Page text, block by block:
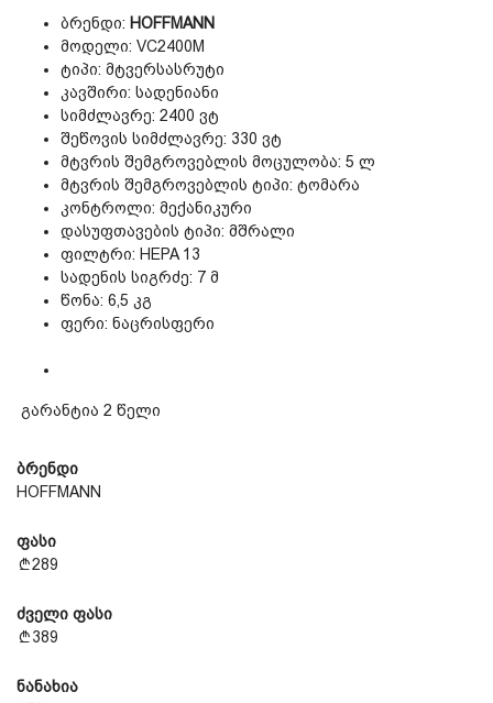
ბრენდი: HOFFMANN
მოდელი: VC2400M
ტიპი: მტვერსასრუტი
კავშირი: სადენიანი
სიმძლავრე: 2400 ვტ
შეწოვის სიმძლავრე: 330 ვტ
მტვრის შემგროვებლის მოცულობა: 5 ლ
მტვრის შემგროვებლის ტიპი: ტომარა
კონტროლი: მექანიკური
დასუფთავების ტიპი: მშრალი
ფილტრი: HEPA 13
სადენის სიგრძე: 7 მ
წონა: 6,5 კგ
ფერი: ნაცრისფერი
გარანტია 2 წელი
ბრენდი
HOFFMANN
ფასი
289
ძველი ფასი
389
ნანახია